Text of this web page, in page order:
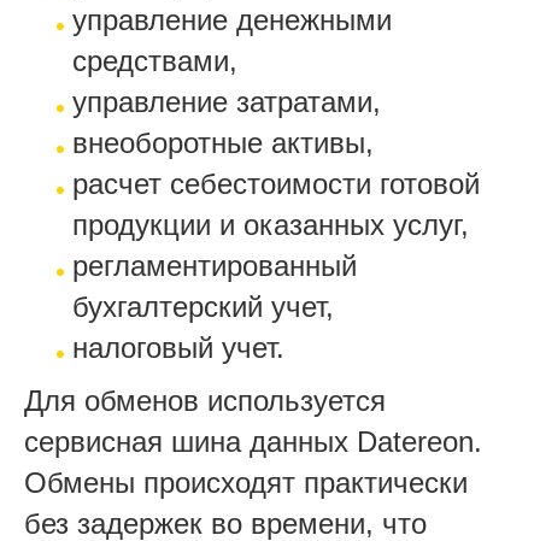
управление денежными
средствами,
управление затратами,
внеоборотные активы,
расчет себестоимости готовой
продукции и оказанных услуг,
регламентированный
бухгалтерский учет,
налоговый учет.
Для обменов используется
сервисная шина данных Daterеon.
Обмены происходят практически
без задержек во времени, что